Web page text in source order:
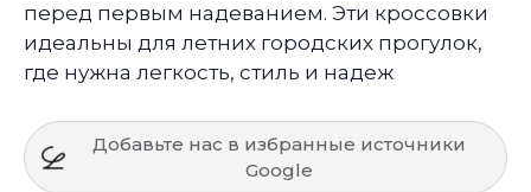
перед первым надеванием. Эти кроссовки
идеальны для летних городских прогулок,
где нужна легкость, стиль и надеж
Добавьте нас в избранные источники
Google